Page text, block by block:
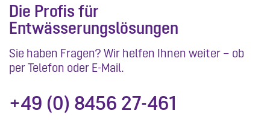
Die Profis für
Entwässerungslösungen
Sie haben Fragen? Wir helfen Ihnen weiter – ob
per Telefon oder E-Mail.
+49 (0) 8456 27-461